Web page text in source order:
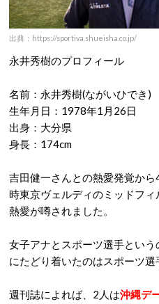
出典：https://sportiva.shueisha.co.jp/
永井秀樹のプロフィール
名前：永井秀樹(ながいひでき)
生年月日：1978年1月26日
出身：大分県
身長：174cm
吉田健一さんとの熱愛発覚から
時東京ヴェルディのミッドフ
熱愛が噂されました。
女子アナとスポーツ選手とい
にたどり着いたのはスポーツ選
週刊誌によれば、 2 人は沖縄デ